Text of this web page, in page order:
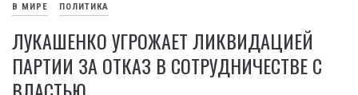
В МИРЕ ПОЛИТИКА
ЛУКАШЕНКО УГРОЖАЕТ ЛИКВИДАЦИЕЙ
ПАРТИИ ЗА ОТКАЗ В СОТРУДНИЧЕСТВЕ С